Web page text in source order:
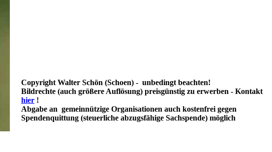
Copyright Walter Schön (Schoen) - unbedingt beachten!
Bildrechte (auch größere Auflösung) preisgünstig zu erwerben - Kontakt
hier !
Abgabe an gemeinnützige Organisationen auch kostenfrei gegen
Spendenquittung (steuerliche abzugsfähige Sachspende) möglich